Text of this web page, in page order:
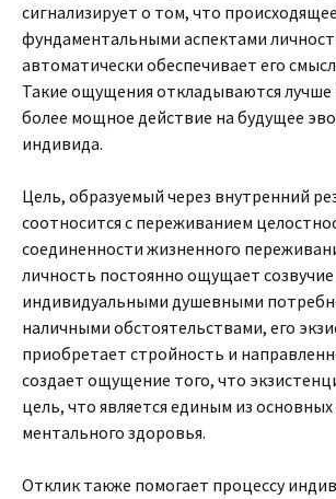
сигнализирует о том, что
фундаментальными аспектами
автоматически обеспечивает его
Такие ощущения откладываются лучше
более мощное действие на будущее
индивида.
Цель, образуемый через внутренний
соотносится с переживанием
соединенности жизненного
личность постоянно ощущает
индивидуальными душевными
наличными обстоятельствами, его
приобретает стройность и
создает ощущение того, что
цель, что является единым из
ментального здоровья.
Отклик также помогает процессу